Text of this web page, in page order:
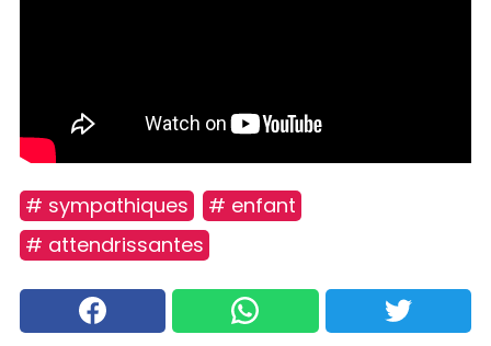
# sympathiques
# enfant
# attendrissantes